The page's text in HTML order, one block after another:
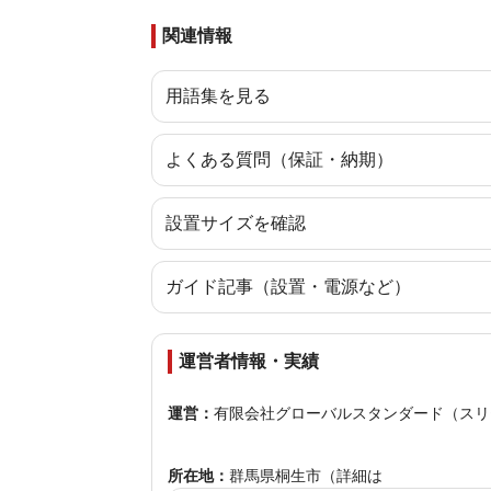
関連情報
用語集を見る
よくある質問（保証・納期）
設置サイズを確認
ガイド記事（設置・電源など）
運営者情報・実績
運営： 有限会社グローバルスタンダード（スリ
所在地： 群馬県桐生市（詳細は